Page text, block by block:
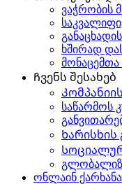
ვაჭრობის
ხშირად
Ჩვენს შესახებ
საწარმოს
Ხარისხის
ონლაინ ქარხანა